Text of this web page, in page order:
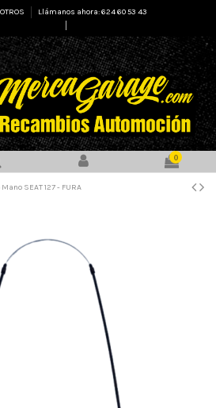
Llámanos ahora: 624 60 53 43
0
SEAT 127 - FURA